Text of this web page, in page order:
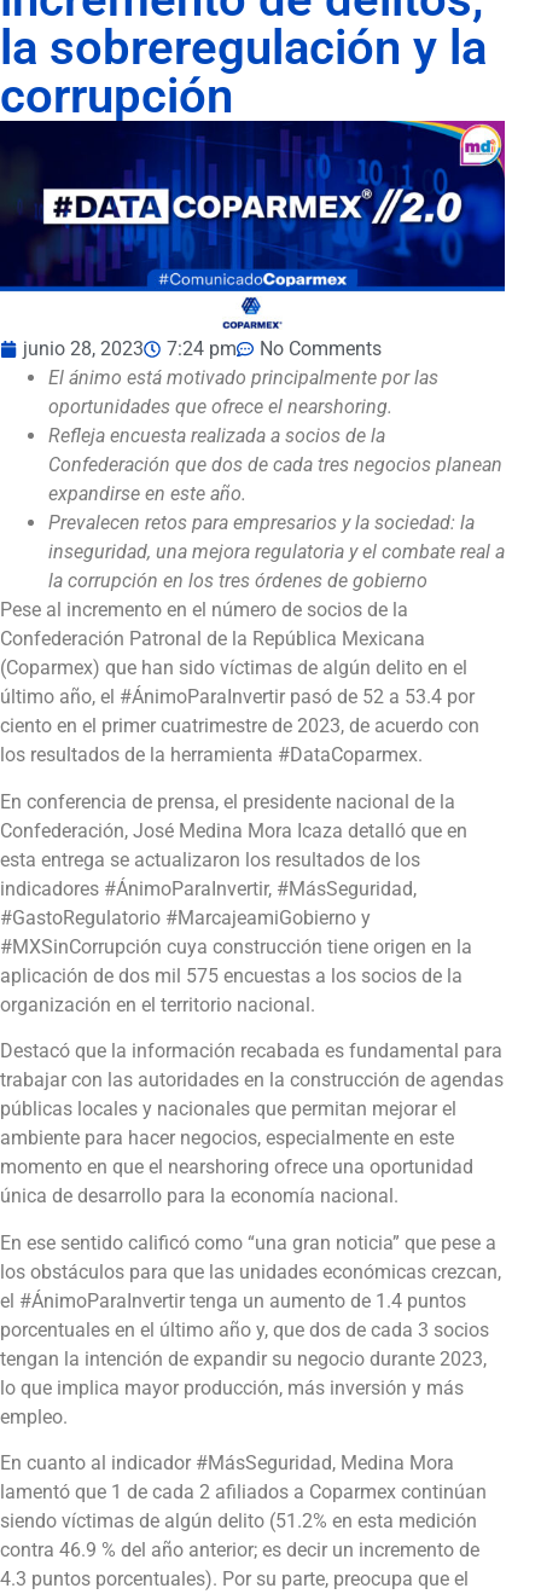
la sobreregulación y la
corrupción
junio 28, 2023 7:24 pm
No Comments
El ánimo está motivado principalmente por las
oportunidades que ofrece el nearshoring.
Refleja encuesta realizada a socios de la
Confederación que dos de cada tres negocios planean
expandirse en este año.
Prevalecen retos para empresarios y la sociedad: la
inseguridad, una mejora regulatoria y el combate real a
la corrupción en los tres órdenes de gobierno
Pese al incremento en el número de socios de la
Confederación Patronal de la República Mexicana
(Coparmex) que han sido víctimas de algún delito en el
último año, el #ÁnimoParaInvertir pasó de 52 a 53.4 por
ciento en el primer cuatrimestre de 2023, de acuerdo con
los resultados de la herramienta #DataCoparmex.
En conferencia de prensa, el presidente nacional de la
Confederación, José Medina Mora Icaza detalló que en
esta entrega se actualizaron los resultados de los
indicadores #ÁnimoParaInvertir, #MásSeguridad,
#GastoRegulatorio #MarcajeamiGobierno y
#MXSinCorrupción cuya construcción tiene origen en la
aplicación de dos mil 575 encuestas a los socios de la
organización en el territorio nacional.
Destacó que la información recabada es fundamental para
trabajar con las autoridades en la construcción de agendas
públicas locales y nacionales que permitan mejorar el
ambiente para hacer negocios, especialmente en este
momento en que el nearshoring ofrece una oportunidad
única de desarrollo para la economía nacional.
En ese sentido calificó como “una gran noticia” que pese a
los obstáculos para que las unidades económicas crezcan,
el #ÁnimoParaInvertir tenga un aumento de 1.4 puntos
porcentuales en el último año y, que dos de cada 3 socios
tengan la intención de expandir su negocio durante 2023,
lo que implica mayor producción, más inversión y más
empleo.
En cuanto al indicador #MásSeguridad, Medina Mora
lamentó que 1 de cada 2 afiliados a Coparmex continúan
siendo víctimas de algún delito (51.2% en esta medición
contra 46.9 % del año anterior; es decir un incremento de
4.3 puntos porcentuales). Por su parte, preocupa que el